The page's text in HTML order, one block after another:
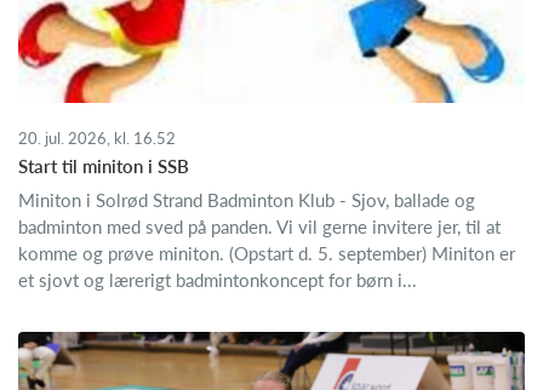
20. jul. 2026, kl. 16.52
Start til miniton i SSB
Miniton i Solrød Strand Badminton Klub - Sjov, ballade og
badminton med sved på panden. Vi vil gerne invitere jer, til at
komme og prøve miniton. (Opstart d. 5. september) Miniton er
et sjovt og lærerigt badmintonkoncept for børn i...